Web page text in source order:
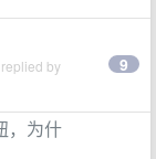
by 9
，为什